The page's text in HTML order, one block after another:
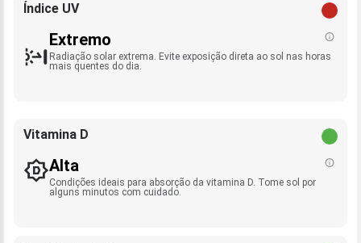
Índice UV
Extremo
Radiação solar extrema. Evite exposição direta ao sol nas horas
mais quentes do dia.
Vitamina D
Alta
Condições ideais para absorção da vitamina D. Tome sol por
alguns minutos com cuidado.